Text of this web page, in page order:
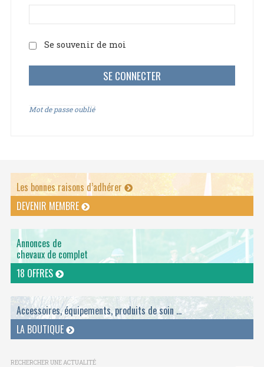
Se souvenir de moi
Mot de passe oublié
Les bonnes raisons d’adhérer
DEVENIR MEMBRE
Annonces de
chevaux de complet
18 OFFRES
Accessoires, équipements, produits de soin ...
LA BOUTIQUE
RECHERCHER UNE ACTUALITÉ